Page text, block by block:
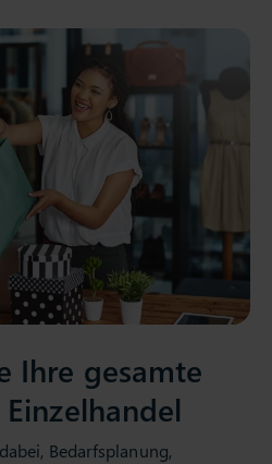
Ihre gesamte
Bedarfsplanung,